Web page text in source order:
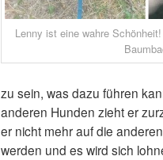
Lenny ist eine wahre
zu sein, was dazu führen
anderen Hunden zieht er
er nicht mehr auf die
werden und es wird sich